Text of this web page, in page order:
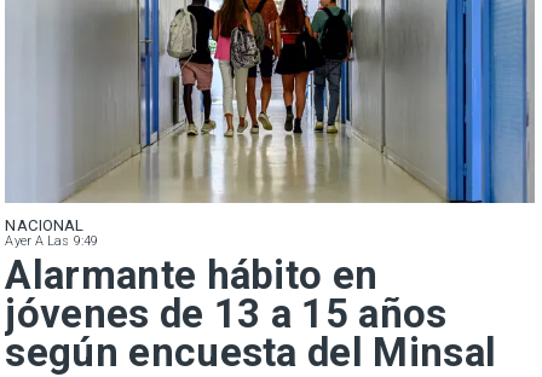
NACIONAL
Ayer A Las 9:49
Alarmante hábito en
jóvenes de 13 a 15 años
según encuesta del Minsal